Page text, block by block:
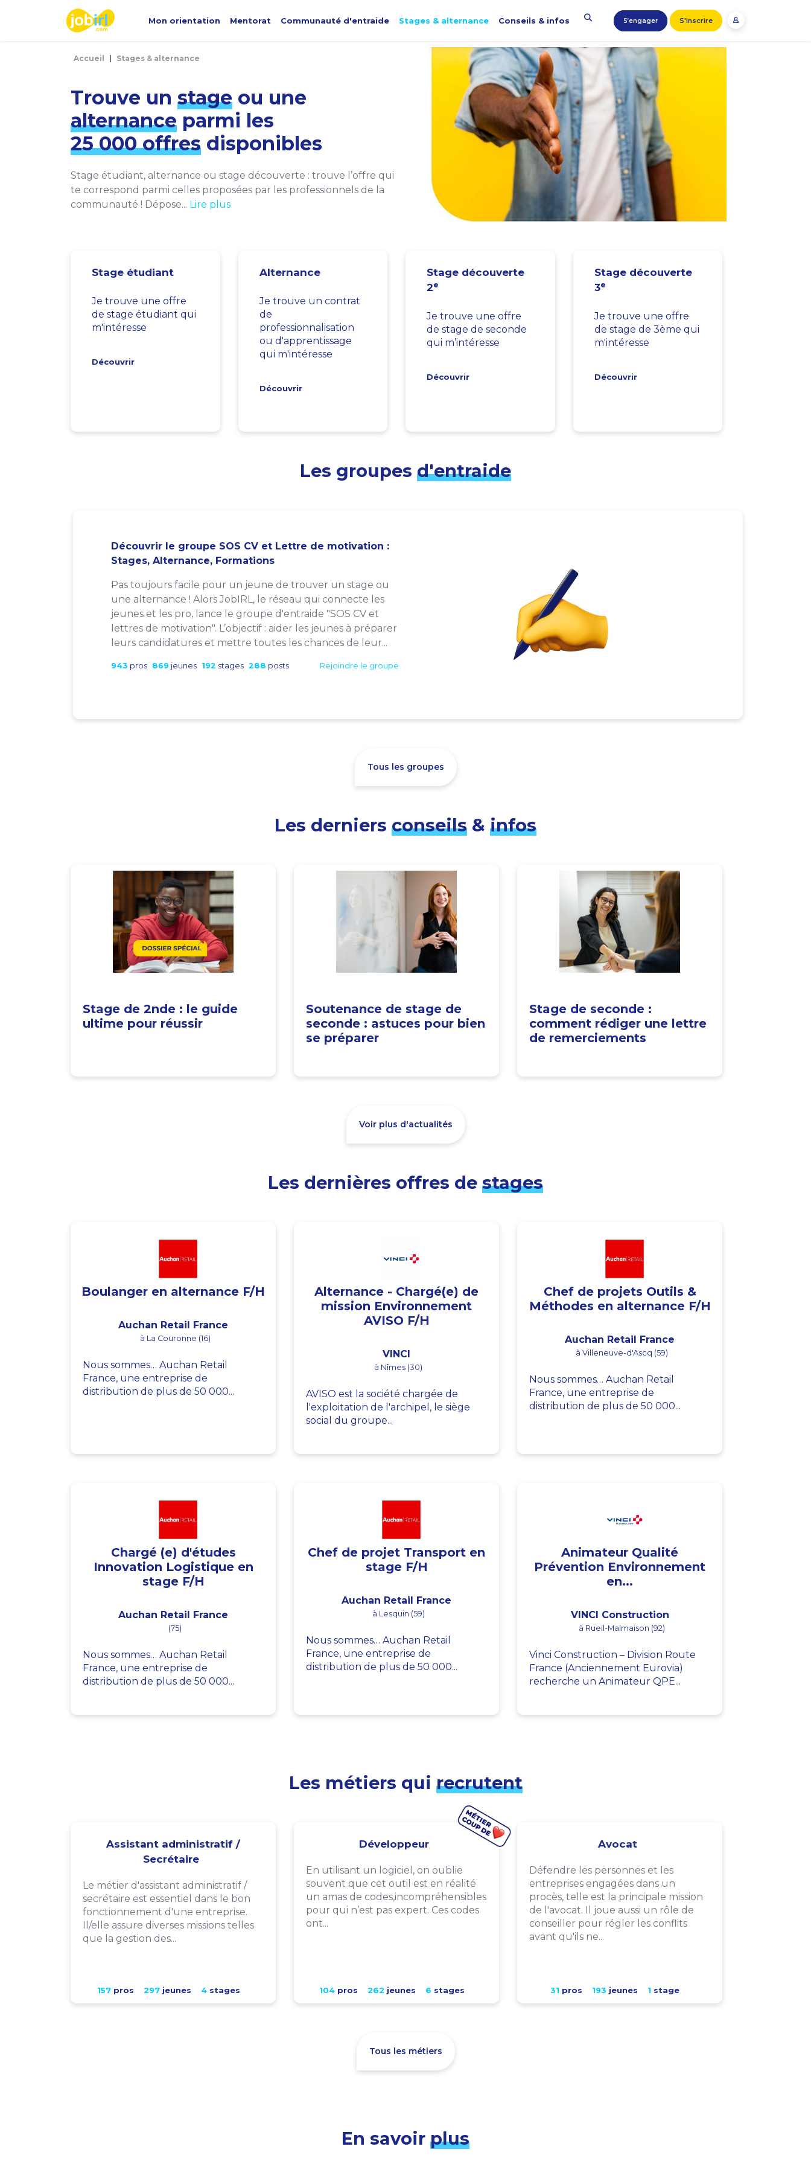
Mon orientation Mentorat Communauté d'entraide Stages & alternance Conseils & infos S’engager S'inscrire
Accueil Stages & alternance
Trouve un stage ou une
alternance parmi les
25 000 offres disponibles
Stage étudiant, alternance ou stage découverte : trouve l’offre qui
te correspond parmi celles proposées par les professionnels de la
communauté ! Dépose... Lire plus
Stage étudiant
Je trouve une offre
de stage étudiant qui
m'intéresse
Découvrir
Alternance
Je trouve un contrat
de
professionnalisation
ou d'apprentissage
qui m'intéresse
Découvrir
Stage découverte
2e
Je trouve une offre
de stage de seconde
qui m’intéresse
Découvrir
Stage découverte
3e
Je trouve une offre
de stage de 3ème qui
m'intéresse
Découvrir
Les groupes d'entraide
Découvrir le groupe SOS CV et Lettre de motivation :
Stages, Alternance, Formations
Pas toujours facile pour un jeune de trouver un stage ou
une alternance ! Alors JobIRL, le réseau qui connecte les
jeunes et les pro, lance le groupe d'entraide "SOS CV et
lettres de motivation". L’objectif : aider les jeunes à préparer
leurs candidatures et mettre toutes les chances de leur...
943 pros 869 jeunes 192 stages 288 posts Rejoindre le groupe
Tous les groupes
Les derniers conseils & infos
Stage de 2nde : le guide
ultime pour réussir
Soutenance de stage de
seconde : astuces pour bien
se préparer
Stage de seconde :
comment rédiger une lettre
de remerciements
Voir plus d'actualités
Les dernières offres de stages
Boulanger en alternance F/H
Auchan Retail France
à La Couronne (16)
Nous sommes… Auchan Retail
France, une entreprise de
distribution de plus de 50 000...
Alternance - Chargé(e) de
mission Environnement
AVISO F/H
VINCI
à Nîmes (30)
AVISO est la société chargée de
l'exploitation de l'archipel, le siège
social du groupe...
Chef de projets Outils &
Méthodes en alternance F/H
Auchan Retail France
à Villeneuve-d'Ascq (59)
Nous sommes… Auchan Retail
France, une entreprise de
distribution de plus de 50 000...
Chargé (e) d'études
Innovation Logistique en
stage F/H
Auchan Retail France
(75)
Nous sommes… Auchan Retail
France, une entreprise de
distribution de plus de 50 000...
Chef de projet Transport en
stage F/H
Auchan Retail France
à Lesquin (59)
Nous sommes… Auchan Retail
France, une entreprise de
distribution de plus de 50 000...
Animateur Qualité
Prévention Environnement
en...
VINCI Construction
à Rueil-Malmaison (92)
Vinci Construction – Division Route
France (Anciennement Eurovia)
recherche un Animateur QPE...
Les métiers qui recrutent
Assistant administratif /
Secrétaire
Le métier d'assistant administratif /
secrétaire est essentiel dans le bon
fonctionnement d'une entreprise.
Il/elle assure diverses missions telles
que la gestion des...
157pros 297jeunes 4stages
Développeur
En utilisant un logiciel, on oublie
souvent que cet outil est en réalité
un amas de codes,incompréhensibles
pour qui n’est pas expert. Ces codes
ont...
104pros 262 jeunes 6 stages
Avocat
Défendre les personnes et les
entreprises engagées dans un
procès, telle est la principale mission
de l'avocat. Il joue aussi un rôle de
conseiller pour régler les conflits
avant qu'ils ne...
31 pros 193 jeunes 1 stage
Tous les métiers
En savoir plus
Panneau de gestion des cookies